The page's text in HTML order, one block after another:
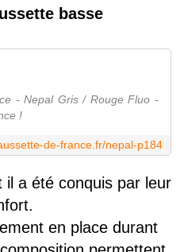
basse
- Nepal Gris / Rouge Fluo -
!
de-france.fr/nepal-p184
a été conquis par leur
en place durant